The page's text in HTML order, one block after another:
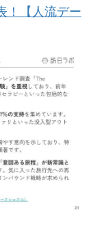
！【人流デー